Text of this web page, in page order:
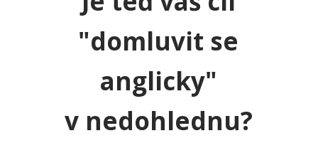
"domluvit se
anglicky"
v nedohlednu?